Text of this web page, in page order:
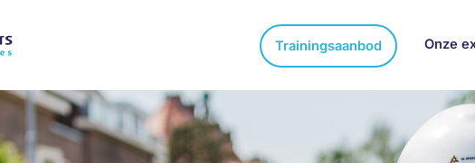
Trainingsaanbod Onze